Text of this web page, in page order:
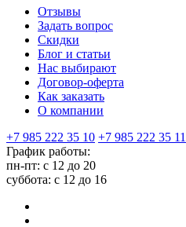
Отзывы
Задать вопрос
Скидки
Блог и статьи
Нас выбирают
Договор-оферта
Как заказать
О компании
+7 985 222 35 10 +7 985 222 35 11
График работы:
пн-пт: с 12 до 20
суббота: c 12 до 16